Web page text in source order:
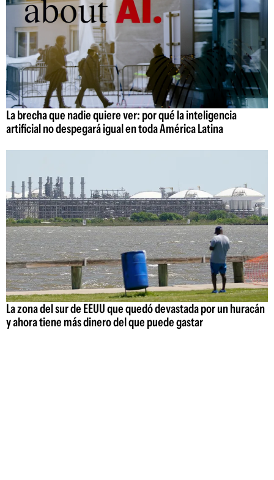
La brecha que nadie quiere ver: por qué la inteligencia
artificial no despegará igual en toda América Latina
La zona del sur de EEUU que quedó devastada por un huracán
y ahora tiene más dinero del que puede gastar